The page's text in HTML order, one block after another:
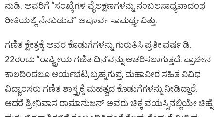
ನುಡಿ. ಅವರಿಗೆ “ಸಂಖ್ಯೆಗಳ ವೈಲಕ್ಷಣಗಳನ್ನು ನಂಬಲಸಾಧ್ಯವಾದಂಥ
ರೀತಿಯಲ್ಲಿ ನೆನಪಿಡುವ” ಅಪೂರ್ವ ಸಾಮರ್ಥ್ಯವಿತ್ತು.
ಗಣಿತ ಕ್ಷೇತ್ರಕ್ಕೆ ಅವರ ಕೊಡುಗೆಗಳನ್ನು ಗುರುತಿಸಿ ಪ್ರತೀ ವರ್ಷ ಡಿ.
22ರಂದು “ರಾಷ್ಟ್ರೀಯ ಗಣಿತ ದಿನ’ವನ್ನು ಆಚರಿಸಲಾಗುತ್ತದೆ. ಪ್ರಾಚೀನ
ಕಾಲದಿಂದಲೂ ಆರ್ಯಭಟ, ಬ್ರಹ್ಮಗುಪ್ತ, ಮಹಾವೀರ ಸಹಿತ ವಿವಿಧ
ವಿದ್ವಾಂಸರು ಗಣಿತ ಶಾಸ್ತ್ರಕ್ಕೆ ಮಹತ್ವದ ಕೊಡುಗೆಗಳನ್ನು ನೀಡಿದ್ದಾರೆ.
ಆದರೆ ಶ್ರೀನಿವಾಸ ರಾಮಾನುಜನ್‌ ಅವರು ಚಿಕ್ಕ ವಯಸ್ಸಿನಲ್ಲಿಯೇ ಚಿಹ್ನೆ